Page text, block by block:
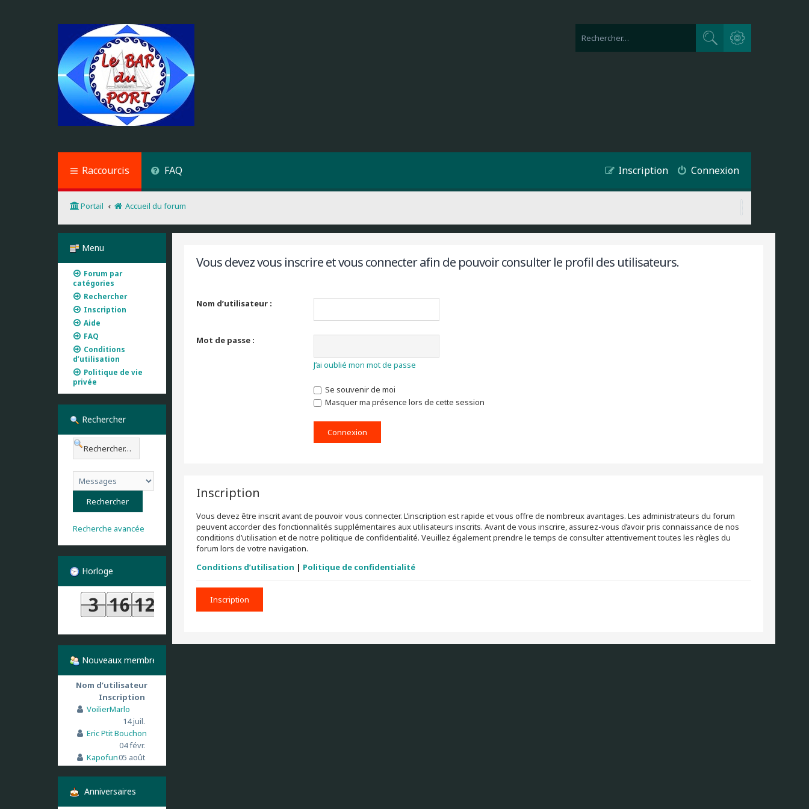
Rechercher
Recherche avancée
Raccourcis FAQ Connexion
Inscription
Portail Accueil du forum
Vous devez vous inscrire et vous connecter afin de pouvoir consulter le profil des utilisateurs.
Nom d’utilisateur :
Mot de passe :
J’ai oublié mon mot de passe
Se souvenir de moi
Masquer ma présence lors de cette session
Inscription
Vous devez être inscrit avant de pouvoir vous connecter. L’inscription est rapide et vous offre de nombreux avantages. Les administrateurs du forum
peuvent accorder des fonctionnalités supplémentaires aux utilisateurs inscrits. Avant de vous inscrire, assurez-vous d’avoir pris connaissance de nos
conditions d’utilisation et de notre politique de confidentialité. Veuillez également prendre le temps de consulter attentivement toutes les règles du
forum lors de votre navigation.
Conditions d’utilisation | Politique de confidentialité
Inscription
Menu
Forum par
catégories
Rechercher
Inscription
Aide
FAQ
Conditions
d’utilisation
Politique de vie
privée
Rechercher
Recherche avancée
Horloge
Nouveaux membres
Nom d’utilisateur
Inscription
VoilierMarlo
14 juil.
Eric Ptit Bouchon
04 févr.
Kapofun05 août
Anniversaires